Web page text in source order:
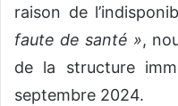
raison de
faute de santé »,
de la structure
septembre 2024.